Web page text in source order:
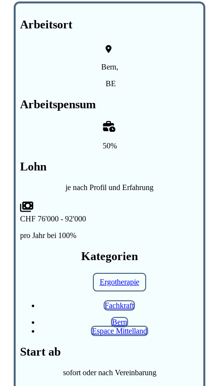
Arbeitsort
Bern,
BE
Arbeitspensum
50%
Lohn
je nach Profil und Erfahrung
CHF 76'000 - 92'000
pro Jahr bei 100%
Kategorien
Ergotherapie
Fachkraft
Bern
Espace Mittelland
Start ab
sofort oder nach Vereinbarung